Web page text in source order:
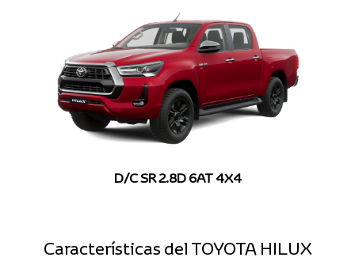
D/C SR 2.8D 6AT 4X4
Características del TOYOTA HILUX